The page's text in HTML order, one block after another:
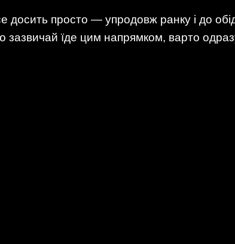
досить просто — упродовж ранку і до
зазвичай їде цим напрямком, варто